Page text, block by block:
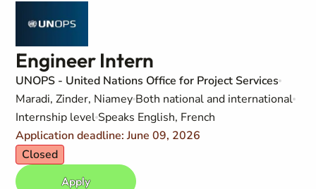
Engineer Intern
UNOPS - United Nations Office for Project Services
Maradi, Zinder, Niamey Both national and international
Internship level Speaks English, French
Application deadline: June 09, 2026
Closed
Apply